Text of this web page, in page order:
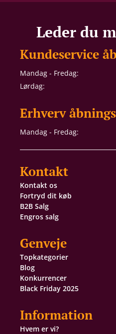
Leder du
Kundeservice
Mandag - Fredag:
Lørdag:
Erhverv
Mandag - Fredag:
Kontakt
Kontakt os
Fortryd dit køb
B2B Salg
Engros salg
Genveje
Topkategorier
Blog
Konkurrencer
Black Friday 2025
Information
Hvem er vi?